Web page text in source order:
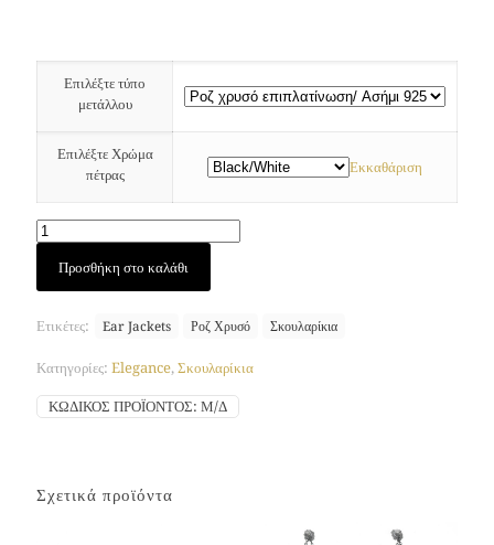
Επιλέξτε τύπο
μετάλλου
Επιλέξτε Χρώμα
πέτρας
Εκκαθάριση
Dalliance
jacket
ποσότητα
Προσθήκη στο καλάθι
Ετικέτες: Ear Jackets Ροζ Χρυσό Σκουλαρίκια
Κατηγορίες: Elegance, Σκουλαρίκια
ΚΩΔΙΚΌΣ ΠΡΟΪΌΝΤΟΣ: Μ/Δ
Σχετικά προϊόντα